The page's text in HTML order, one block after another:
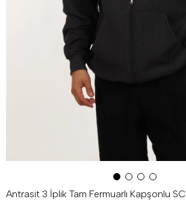
Antrasit 3 İplik Tam Fermuarlı Kapşonlu SC